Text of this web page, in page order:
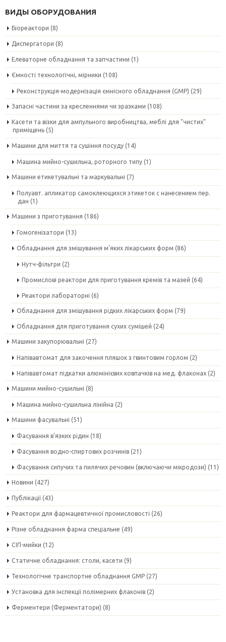
ВИДЫ ОБОРУДОВАНИЯ
Біореактори (8)
Диспергатори (8)
Елеваторне обладнання та запчастини (1)
Ємності технологічні, мірники (108)
Реконструкція-модернізація ємнісного обладнання (GMP) (29)
Запасні частини за кресленнями чи зразками (108)
Касети та візки для ампульного виробництва, меблі для "чистих"
приміщень (5)
Машини для миття та сушіння посуду (14)
Машина мийно-сушильна, роторного типу (1)
Машини етикетувальні та маркувальні (7)
Полуавт. апликатор самоклеющихся этикеток с нанесением пер.
дан (1)
Машини з приготування (186)
Гомогенізатори (13)
Обладнання для змішування м'яких лікарських форм (86)
Нутч-фільтри (2)
Промислові реактори для приготування кремів та мазей (64)
Реактори лабораторні (6)
Обладнання для змішування рідких лікарських форм (79)
Обладнання для приготування сухих сумішей (24)
Машини закупорювальні (27)
Напівавтомат для закочення пляшок з гвинтовим горлом (2)
Напівавтомат підкатки алюмінієвих ковпачків на мед. флаконах (2)
Машини мийно-сушильні (8)
Машина мийно-сушильна лінійна (2)
Машини фасувальні (51)
Фасування в'язких рідин (18)
Фасування водно-спиртових розчинів (21)
Фасування сипучих та пилячих речовин (включаючи мікродози) (11)
Новини (427)
Публікації (43)
Реактори для фармацевтичної промисловості (26)
Різне обладнання фарма спеціальне (49)
СІП-мийки (12)
Статичне обладнання: столи, касети (9)
Технологічне транспортне обладнання GMP (27)
Установка для інспекції полімерних флаконів (2)
Ферментери (Ферментатори) (8)